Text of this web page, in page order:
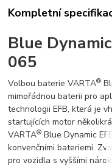
Kompletní
Blue
065
Volbou baterie VARTA®
mimořádnou baterii pro
technologii EFB, která je
startujících motor
VARTA® Blue Dynamic
konvenčními bateriemi.
pro vozidla s vyššími